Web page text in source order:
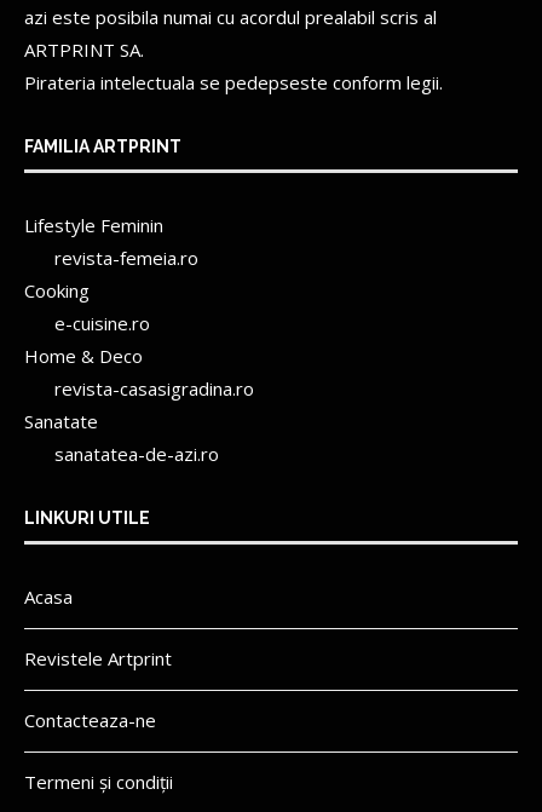
azi este posibila numai cu acordul prealabil scris al
ARTPRINT SA.
Pirateria intelectuala se pedepseste conform legii.
FAMILIA ARTPRINT
Lifestyle Feminin
revista-femeia.ro
Cooking
e-cuisine.ro
Home & Deco
revista-casasigradina.ro
Sanatate
sanatatea-de-azi.ro
LINKURI UTILE
Acasa
Revistele Artprint
Contacteaza-ne
Termeni și condiții